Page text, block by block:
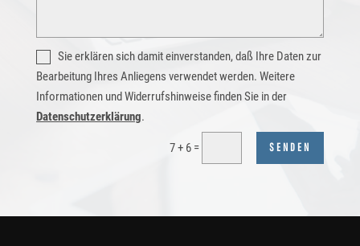
Sie erklären sich damit einverstanden, daß Ihre Daten zur
Bearbeitung Ihres Anliegens verwendet werden. Weitere
Informationen und Widerrufshinweise finden Sie in der
Datenschutzerklärung.
7 + 6 = SENDEN